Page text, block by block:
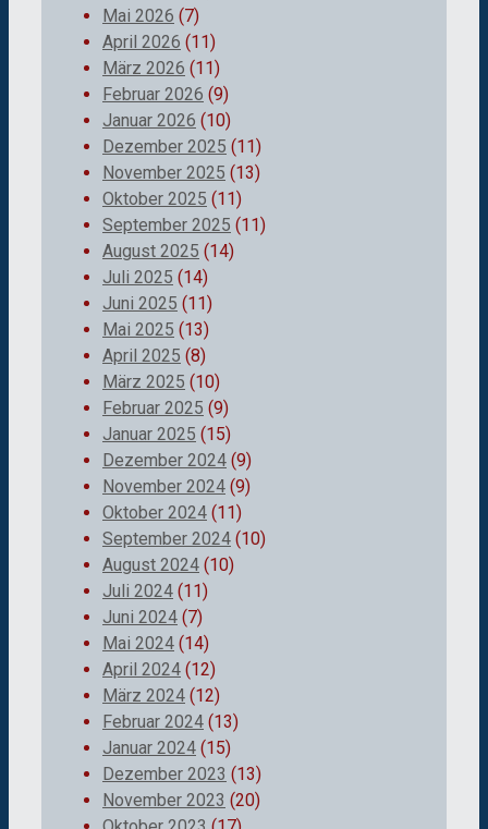
Mai 2026 (7)
April 2026 (11)
März 2026 (11)
Februar 2026 (9)
Januar 2026 (10)
Dezember 2025 (11)
November 2025 (13)
Oktober 2025 (11)
September 2025 (11)
August 2025 (14)
Juli 2025 (14)
Juni 2025 (11)
Mai 2025 (13)
April 2025 (8)
März 2025 (10)
Februar 2025 (9)
Januar 2025 (15)
Dezember 2024 (9)
November 2024 (9)
Oktober 2024 (11)
September 2024 (10)
August 2024 (10)
Juli 2024 (11)
Juni 2024 (7)
Mai 2024 (14)
April 2024 (12)
März 2024 (12)
Februar 2024 (13)
Januar 2024 (15)
Dezember 2023 (13)
November 2023 (20)